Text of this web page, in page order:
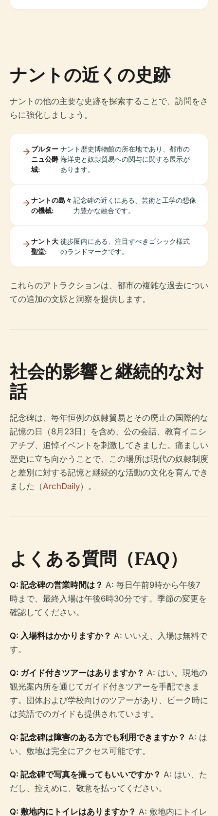
ナントの近くの史跡
ナントの他の主要な史跡を探索することで、訪問をさ
らに強化しましょう。
ブルター
ニュ公爵
城:
ナント歴史博物館の所在地であり、都市の
海洋史と奴隷貿易への関与に関する展示が
あります。
ナントの島々
の機械:
記念碑の近くにある、芸術と工学の想像
力豊かな融合です。
ナント大
聖堂:
徒歩圏内にある、注目すべきゴシック様式
のランドマークです。
これらのアトラクションは、都市の複雑な過去につい
ての追加の文脈と洞察を提供します。
社会的影響と継続的な対
話
記念碑は、毎年恒例の奴隷貿易とその廃止の国際的な
記憶の日（8月23日）を含め、公の会話、教育イニシ
アチブ、追悼イベントを刺激してきました。痛ましい
歴史に立ち向かうことで、この場所は現代の奴隷制度
と差別に対する記憶と継続的な活動の文化を育んでき
ました（ArchDaily）。
よくある質問（FAQ）
Q: 記念碑の営業時間は？ A: 毎日午前9時から午後7
時まで、最終入場は午後6時30分です。季節の変更を
確認してください。
Q: 入場料はかかりますか？ A: いいえ、入場は無料で
す。
Q: ガイド付きツアーはありますか？ A: はい。現地の
観光案内所を通じてガイド付きツアーを手配できま
す。団体および学校向けのツアーがあり、ピーク時に
は英語でのガイドも提供されています。
Q: 記念碑は障害のある方でも利用できますか？ A: は
い、敷地は完全にアクセス可能です。
Q: 記念碑で写真を撮ってもいいですか？ A: はい、た
だし、控えめに、敬意を払ってください。
Q: 敷地内にトイレはありますか？ A: 敷地内にトイレ